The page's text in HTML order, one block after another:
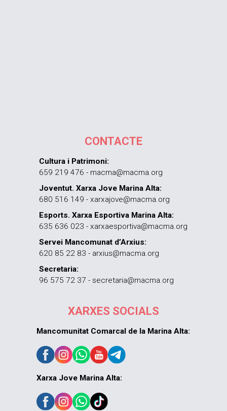
CONTACTE
Cultura i Patrimoni:
659 219 476 - macma@macma.org
Joventut. Xarxa Jove Marina Alta:
680 516 149 - xarxajove@macma.org
Esports. Xarxa Esportiva Marina Alta:
635 636 023 - xarxaesportiva@macma.org
Servei Mancomunat d’Arxius:
620 85 22 83 - arxius@macma.org
Secretaria:
96 575 72 37 - secretaria@macma.org
XARXES SOCIALS
Mancomunitat Comarcal de la Marina Alta:
Xarxa Jove Marina Alta: